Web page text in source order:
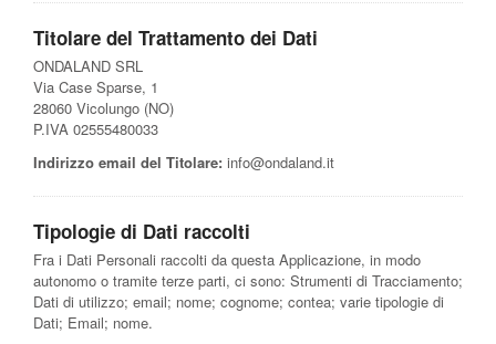
Titolare del Trattamento dei Dati
ONDALAND SRL
Via Case Sparse, 1
28060 Vicolungo (NO)
P.IVA 02555480033
Indirizzo email del Titolare: info@ondaland.it
Tipologie di Dati raccolti
Fra i Dati Personali raccolti da questa Applicazione, in modo
autonomo o tramite terze parti, ci sono: Strumenti di Tracciamento;
Dati di utilizzo; email; nome; cognome; contea; varie tipologie di
Dati; Email; nome.